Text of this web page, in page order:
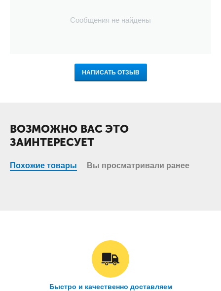
Сообщения не найдены
НАПИСАТЬ ОТЗЫВ
ВОЗМОЖНО ВАС ЭТО
ЗАИНТЕРЕСУЕТ
Похожие товары Вы просматривали ранее
Быстро и качественно доставляем